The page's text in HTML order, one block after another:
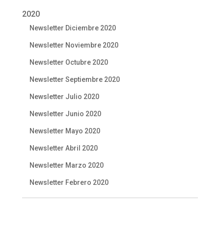
2020
Newsletter Diciembre 2020
Newsletter Noviembre 2020
Newsletter Octubre 2020
Newsletter Septiembre 2020
Newsletter Julio 2020
Newsletter Junio 2020
Newsletter Mayo 2020
Newsletter Abril 2020
Newsletter Marzo 2020
Newsletter Febrero 2020